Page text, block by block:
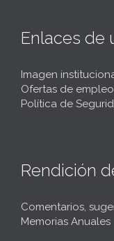
Enlaces de
Imagen
Ofertas de
Política de
Rendición
Comentarios,
Memorias Anuales